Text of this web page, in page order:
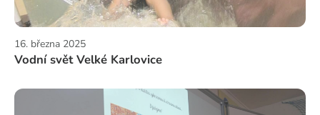
16. března 2025
Vodní svět Velké Karlovice